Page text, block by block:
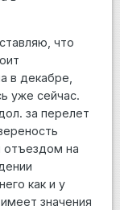
что
в декабре,
уже сейчас.
за перелет
на
как и у
значения